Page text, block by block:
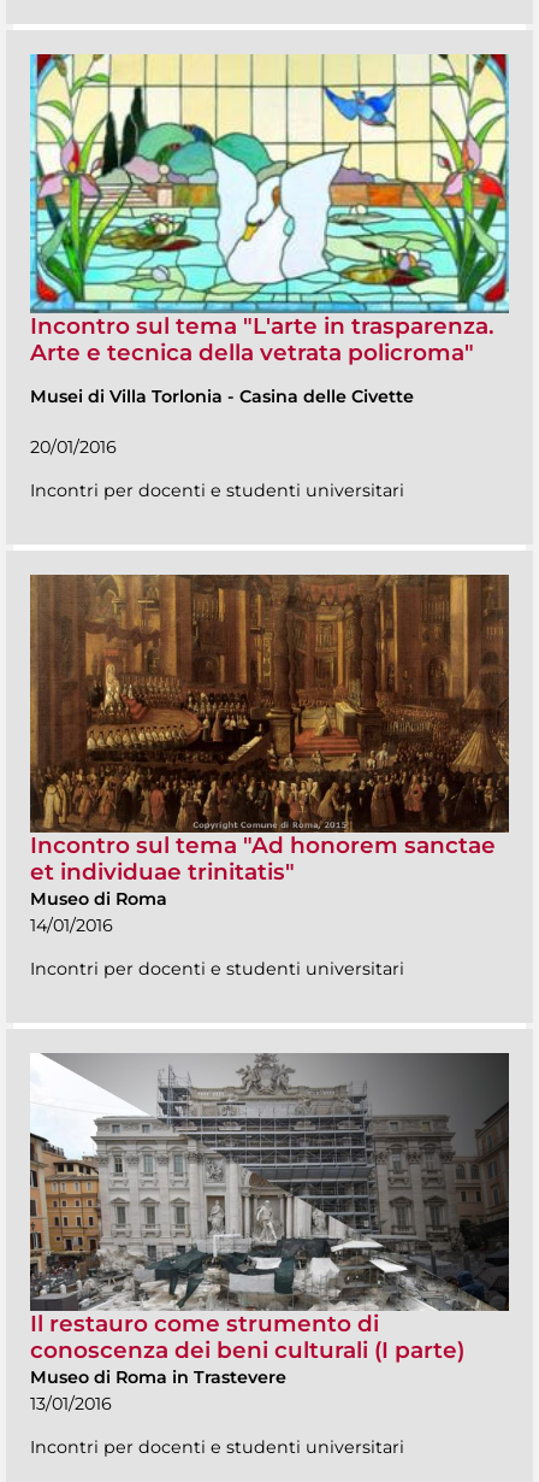
Incontro sul tema "L'arte in trasparenza.
Arte e tecnica della vetrata policroma"
Musei di Villa Torlonia - Casina delle Civette
20/01/2016
Incontri per docenti e studenti universitari
Incontro sul tema "Ad honorem sanctae
et individuae trinitatis"
Museo di Roma
14/01/2016
Incontri per docenti e studenti universitari
Il restauro come strumento di
conoscenza dei beni culturali (I parte)
Museo di Roma in Trastevere
13/01/2016
Incontri per docenti e studenti universitari